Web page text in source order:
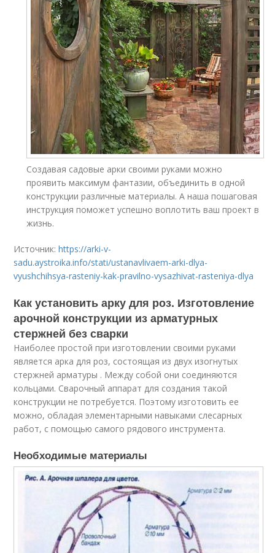
Создавая садовые арки своими руками можно
проявить максимум фантазии, объединить в одной
конструкции различные материалы. А наша пошаговая
инструкция поможет успешно воплотить ваш проект в
жизнь.
Источник:https://arki-v-
sadu.aystroika.info/stati/ustanavlivaem-arki-dlya-
vyushchihsya-rasteniy-kak-pravilno-vysazhivat-rasteniya-dlya
Как установить арку для роз. Изготовление
арочной конструкции из арматурных
стержней без сварки
Наиболее простой при изготовлении своими руками
является арка для роз, состоящая из двух изогнутых
стержней арматуры . Между собой они соединяются
кольцами. Сварочный аппарат для создания такой
конструкции не потребуется. Поэтому изготовить ее
можно, обладая элементарными навыками слесарных
работ, с помощью самого рядового инструмента.
Необходимые материалы